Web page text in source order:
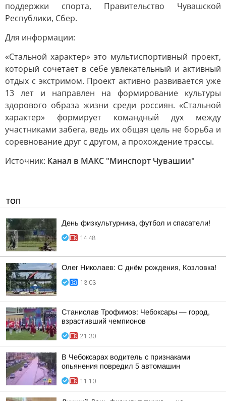
поддержки спорта, Правительство Чувашской
Республики, Сбер.
Для информации:
«Стальной характер» это мультиспортивный проект,
который сочетает в себе увлекательный и активный
отдых с экстримом. Проект активно развивается уже
13 лет и направлен на формирование культуры
здорового образа жизни среди россиян. «Стальной
характер» формирует командный дух между
участниками забега, ведь их общая цель не борьба и
соревнование друг с другом, а прохождение трассы.
Источник: Канал в МАКС "Минспорт Чувашии"
ТОП
День физкультурника, футбол и спасатели!
14:48
Олег Николаев: С днём рождения, Козловка!
13:03
Станислав Трофимов: Чебоксары — город,
взрастивший чемпионов
21:30
В Чебоксарах водитель с признаками
опьянения повредил 5 автомашин
11:10